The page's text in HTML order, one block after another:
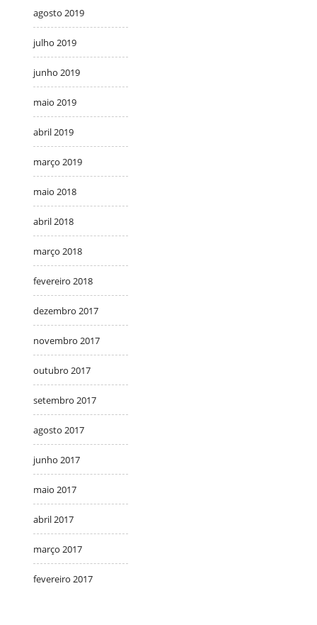
agosto 2019
julho 2019
junho 2019
maio 2019
abril 2019
março 2019
maio 2018
abril 2018
março 2018
fevereiro 2018
dezembro 2017
novembro 2017
outubro 2017
setembro 2017
agosto 2017
junho 2017
maio 2017
abril 2017
março 2017
fevereiro 2017